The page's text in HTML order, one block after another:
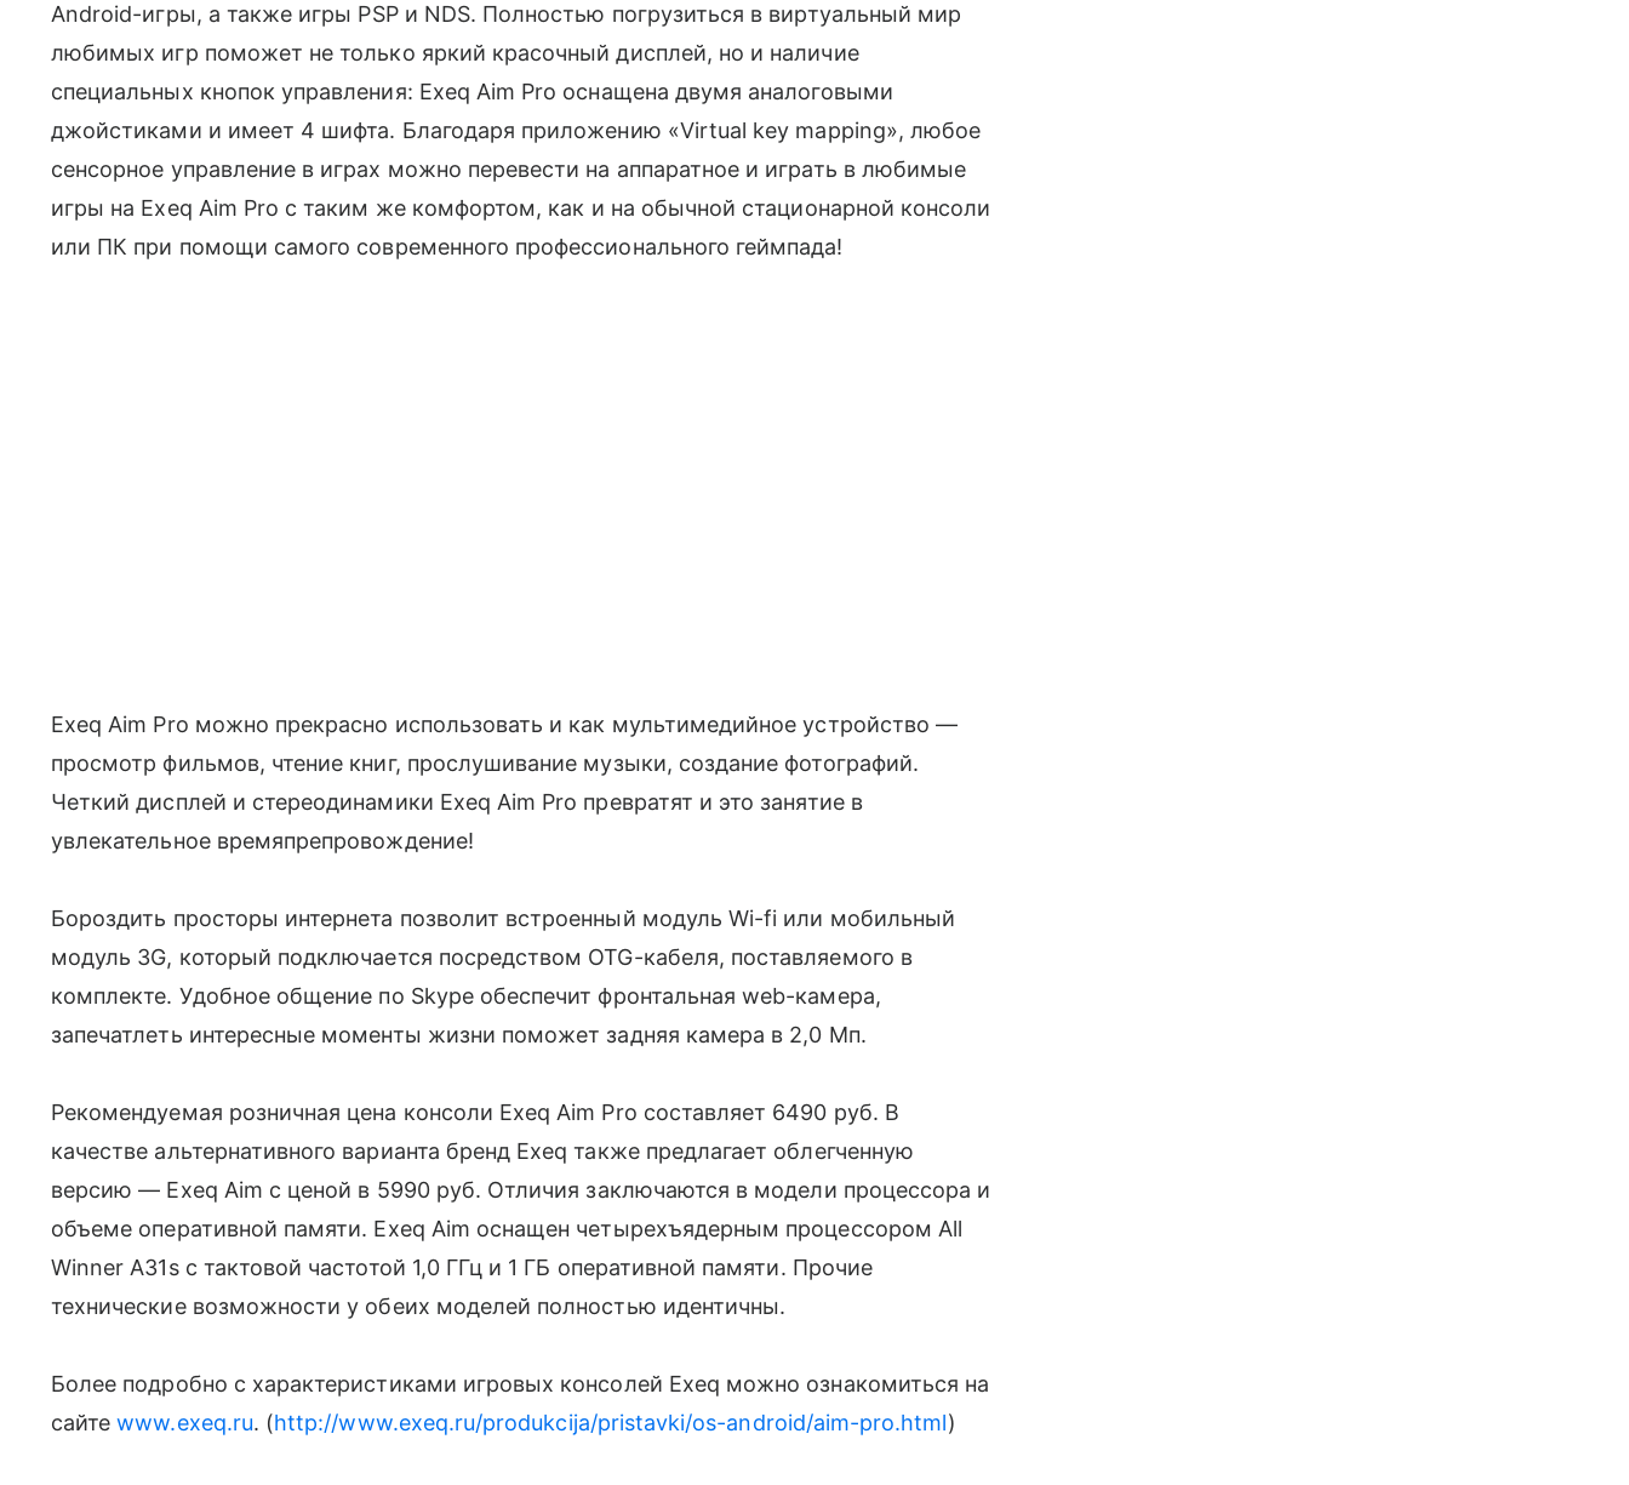
Android-игры, а также игры PSP и NDS. Полностью погрузиться в виртуальный мир
любимых игр поможет не только яркий красочный дисплей, но и наличие
специальных кнопок управления: Exeq Aim Pro оснащена двумя аналоговыми
джойстиками и имеет 4 шифта. Благодаря приложению «Virtual key mapping», любое
сенсорное управление в играх можно перевести на аппаратное и играть в любимые
игры на Exeq Aim Pro с таким же комфортом, как и на обычной стационарной консоли
или ПК при помощи самого современного профессионального геймпада!
Exeq Aim Pro можно прекрасно использовать и как мультимедийное устройство —
просмотр фильмов, чтение книг, прослушивание музыки, создание фотографий.
Четкий дисплей и стереодинамики Exeq Aim Pro превратят и это занятие в
увлекательное времяпрепровождение!
Бороздить просторы интернета позволит встроенный модуль Wi-fi или мобильный
модуль 3G, который подключается посредством OTG-кабеля, поставляемого в
комплекте. Удобное общение по Skype обеспечит фронтальная web-камера,
запечатлеть интересные моменты жизни поможет задняя камера в 2,0 Мп.
Рекомендуемая розничная цена консоли Exeq Aim Pro составляет 6490 руб. В
качестве альтернативного варианта бренд Exeq также предлагает облегченную
версию — Exeq Aim с ценой в 5990 руб. Отличия заключаются в модели процессора и
объеме оперативной памяти. Exeq Aim оснащен четырехъядерным процессором All
Winner A31s с тактовой частотой 1,0 ГГц и 1 ГБ оперативной памяти. Прочие
технические возможности у обеих моделей полностью идентичны.
Более подробно с характеристиками игровых консолей Exeq можно ознакомиться на
сайтеwww.exeq.ru. (http://www.exeq.ru/produkcija/pristavki/os-android/aim-pro.html)